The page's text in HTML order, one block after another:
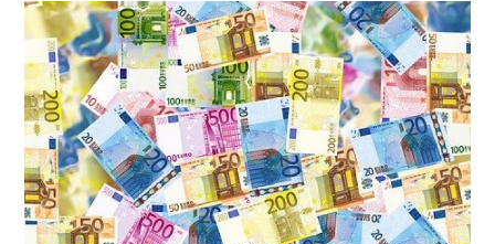
AUS
DEM
EURO
–
SONST
SIND
WIR
BALD
PLEITE